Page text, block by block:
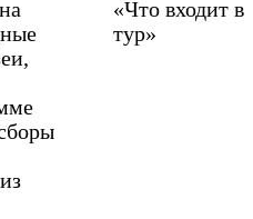
«Что входит в
тур»